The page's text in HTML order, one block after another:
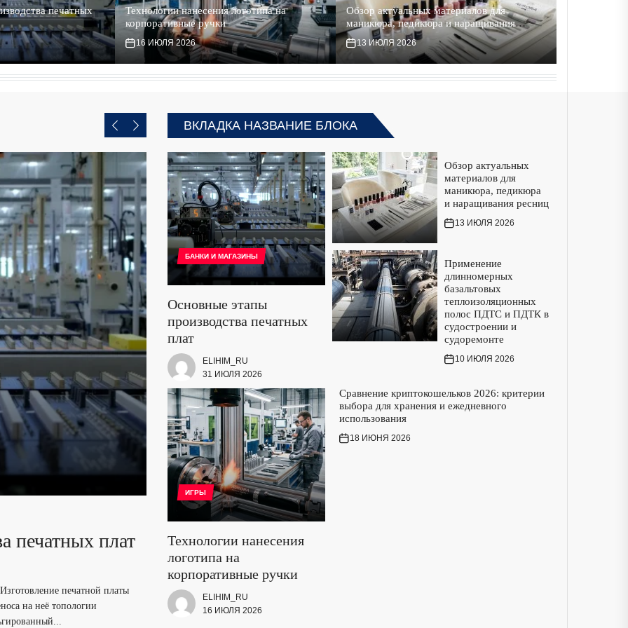
печатных
Технологии нанесения логотипа на
корпоративные ручки
16 ИЮЛЯ 2026
Обзор актуальных материалов для
маникюра, педикюра и наращивания
ресниц
13 ИЮЛЯ 2026
печатных плат
печатной платы
на неё топологии
на
базируется на
для маникюра,
декоративного слоя на
и ПДТК в
критерии
ВКЛАДКА НАЗВАНИЕ БЛОКА
БАНКИ И МАГАЗИНЫ
Основные этапы
производства печатных
плат
ELIHIM_RU
31 ИЮЛЯ 2026
ИГРЫ
Технологии нанесения
логотипа на
корпоративные ручки
ELIHIM_RU
16 ИЮЛЯ 2026
Обзор актуальных
материалов для
маникюра, педикюра
и наращивания ресниц
13 ИЮЛЯ 2026
Применение
длинномерных
базальтовых
теплоизоляционных
полос ПДТС и ПДТК в
судостроении и
судоремонте
10 ИЮЛЯ 2026
Сравнение криптокошельков 2026: критерии
выбора для хранения и ежедневного
использования
18 ИЮНЯ 2026